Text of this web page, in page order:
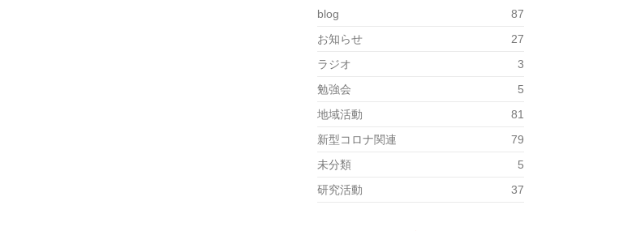
blog
87
お知らせ
27
ラジオ
3
勉強会
5
地域活動
81
新型コロナ関連
79
未分類
5
研究活動
37